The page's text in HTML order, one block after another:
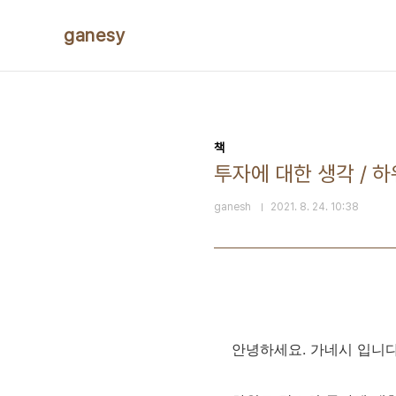
ganesy
책
투자에 대한 생각 / 하
ganesh 2021. 8. 24. 10:38
안녕하세요. 가네시 입니